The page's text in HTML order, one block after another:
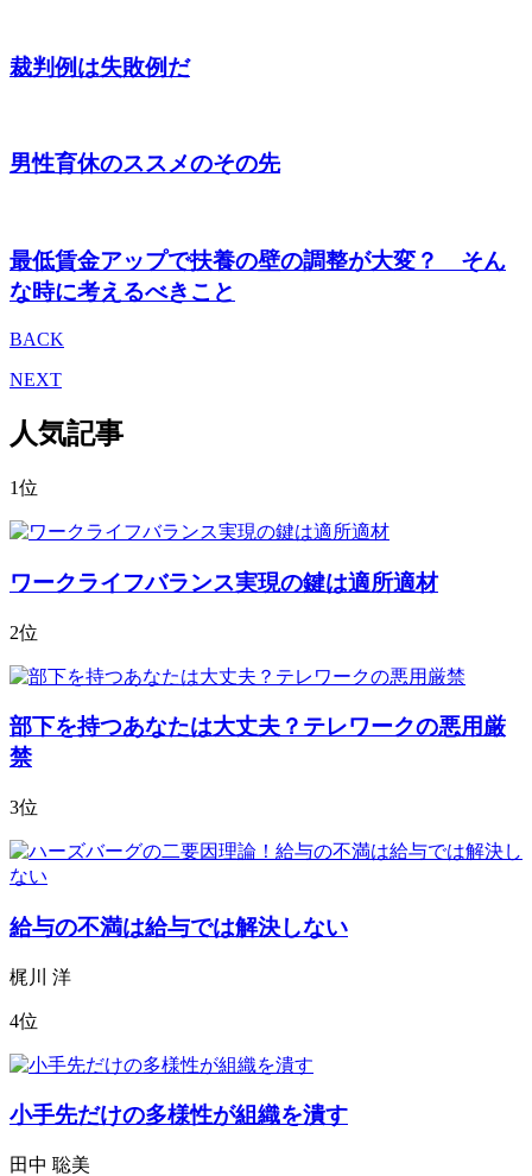
裁判例は失敗例だ
男性育休のススメのその先
最低賃金アップで扶養の壁の調整が大変？ そん
な時に考えるべきこと
BACK
NEXT
人気記事
1位
ワークライフバランス実現の鍵は適所適材
2位
部下を持つあなたは大丈夫？テレワークの悪用厳
禁
3位
給与の不満は給与では解決しない
梶川 洋
4位
小手先だけの多様性が組織を潰す
田中 聡美